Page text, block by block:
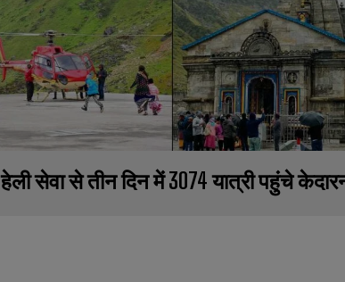
हेली सेवा से तीन दिन में 3074 यात्री पहुंचे